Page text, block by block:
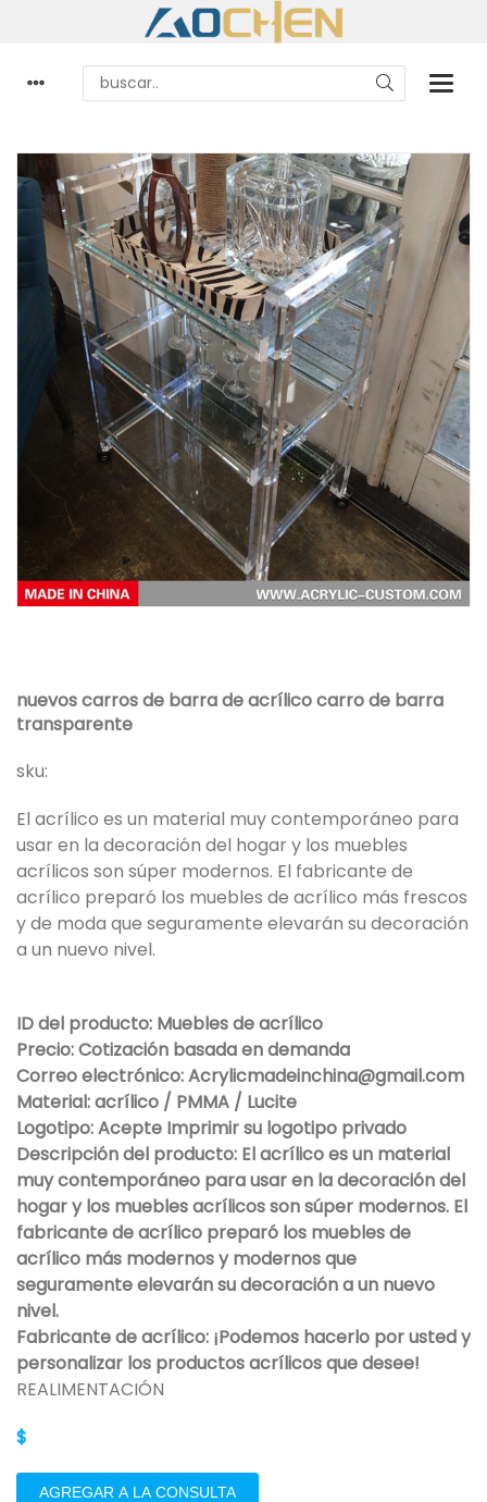
nuevos carros de barra de acrílico carro de barra
transparente
sku:
El acrílico es un material muy contemporáneo para
usar en la decoración del hogar y los muebles
acrílicos son súper modernos. El fabricante de
acrílico preparó los muebles de acrílico más frescos
y de moda que seguramente elevarán su decoración
a un nuevo nivel.
ID del producto: Muebles de acrílico
Precio: Cotización basada en demanda
Correo electrónico: Acrylicmadeinchina@gmail.com
Material: acrílico / PMMA / Lucite
Logotipo: Acepte Imprimir su logotipo privado
Descripción del producto: El acrílico es un material
muy contemporáneo para usar en la decoración del
hogar y los muebles acrílicos son súper modernos. El
fabricante de acrílico preparó los muebles de
acrílico más modernos y modernos que
seguramente elevarán su decoración a un nuevo
nivel.
Fabricante de acrílico: ¡Podemos hacerlo por usted y
personalizar los productos acrílicos que desee!
REALIMENTACIÓN
$
AGREGAR A LA CONSULTA